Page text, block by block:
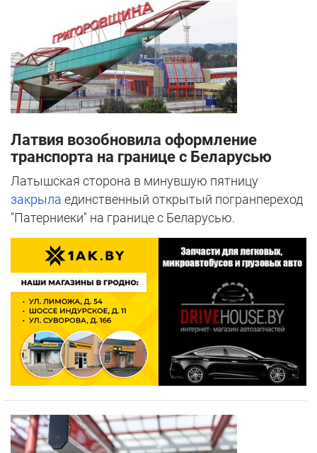
Латвия возобновила оформление
транспорта на границе с Беларусью
Латышская сторона в минувшую пятницу
закрыла единственный открытый погранпереход
"Патерниеки" на границе с Беларусью.